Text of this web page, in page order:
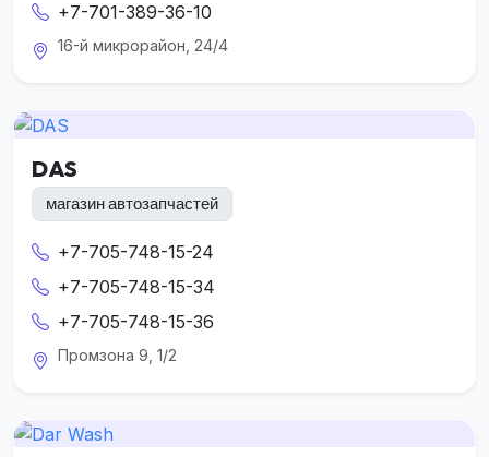
+7-701-389-36-10
16-й микрорайон, 24/4
DAS
магазин автозапчастей
+7-705-748-15-24
+7-705-748-15-34
+7-705-748-15-36
Промзона 9, 1/2